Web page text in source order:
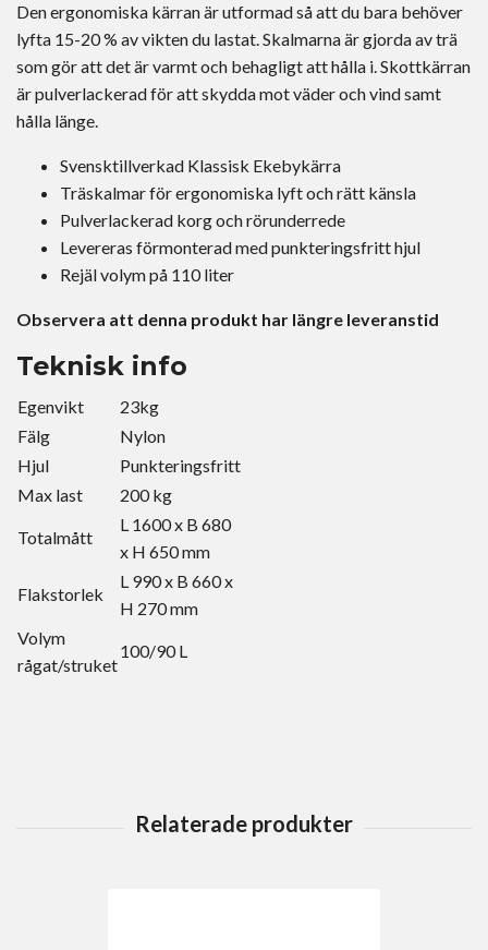
Den ergonomiska kärran är utformad så att du bara behöver
lyfta 15-20 % av vikten du lastat. Skalmarna är gjorda av trä
som gör att det är varmt och behagligt att hålla i. Skottkärran
är pulverlackerad för att skydda mot väder och vind samt
hålla länge.
Svensktillverkad Klassisk Ekebykärra
Träskalmar för ergonomiska lyft och rätt känsla
Pulverlackerad korg och rörunderrede
Levereras förmonterad med punkteringsfritt hjul
Rejäl volym på 110 liter
Observera att denna produkt har längre leveranstid
Teknisk info
Egenvikt
23kg
Fälg
Nylon
Hjul
Punkteringsfritt
Max last
200 kg
Totalmått
L 1600 x B 680
x H 650 mm
Flakstorlek
L 990 x B 660 x
H 270 mm
Volym
rågat/struket
100/90 L